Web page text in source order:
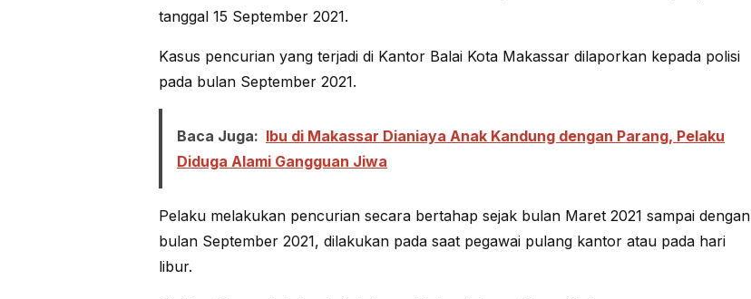
tanggal 15 September 2021.
Kasus pencurian yang terjadi di Kantor Balai Kota Makassar dilaporkan kepada polisi
pada bulan September 2021.
Baca Juga: Ibu di Makassar Dianiaya Anak Kandung dengan Parang, Pelaku
Diduga Alami Gangguan Jiwa
Pelaku melakukan pencurian secara bertahap sejak bulan Maret 2021 sampai dengan
bulan September 2021, dilakukan pada saat pegawai pulang kantor atau pada hari
libur.